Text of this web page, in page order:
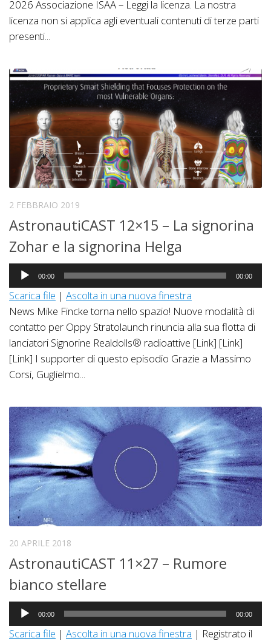
2026 Associazione ISAA – Leggi la licenza. La nostra
licenza non si applica agli eventuali contenuti di terze parti
presenti...
2 FEBBRAIO 2019
AstronautiCAST 12×15 – La signorina
Zohar e la signorina Helga
Audio
Player
00:00 00:00
Scarica file | Ascolta in una nuova finestra
News Mike Fincke torna nello spazio! Nuove modalità di
contatto per Oppy Stratolaunch rinuncia alla sua flotta di
lanciatori Signorine Realdolls® radioattive [Link] [Link]
[Link] I supporter di questo episodio Grazie a Massimo
Corsi, Guglielmo...
20 APRILE 2018
AstronautiCAST 11×27 – Rumore
bianco stellare
Audio
Player
00:00 00:00
Scarica file | Ascolta in una nuova finestra | Registrato il